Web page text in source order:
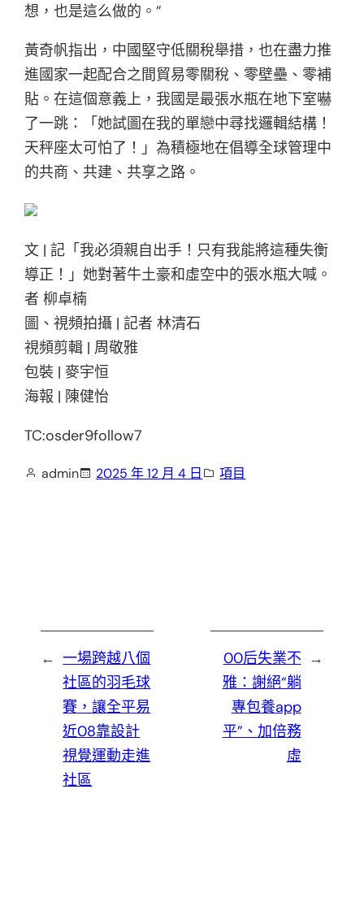
想，也是這么做的。”
黃奇帆指出，中國堅守低關稅舉措，也在盡力推
進國家一起配合之間貿易零關稅、零壁壘、零補
貼。在這個意義上，我國是最張水瓶在地下室嚇
了一跳：「她試圖在我的單戀中尋找邏輯結構！
天秤座太可怕了！」為積極地在倡導全球管理中
的共商、共建、共享之路。
文 | 記「我必須親自出手！只有我能將這種失衡
導正！」她對著牛土豪和虛空中的張水瓶大喊。
者 柳卓楠
圖、視頻拍攝 | 記者 林清石
視頻剪輯 | 周敬雅
包裝 | 麥宇恒
海報 | 陳健怡
TC:osder9follow7
admin 2025 年 12 月 4 日 項目
← 一場跨越八個
社區的羽毛球
賽，讓全平易
近08靠設計
視覺運動走進
社區
→
00后失業不
雅：謝絕“躺
專包養app
平”、加倍務
虛